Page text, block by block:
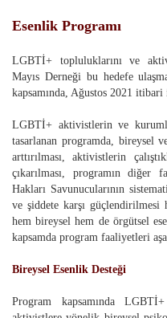
Esenlik Programı
LGBTİ+ topluluklarını ve
Mayıs Derneği bu hedefe
kapsamında, Ağustos 2021 itibari
LGBTİ+ aktivistlerin ve
tasarlanan programda, bireysel
arttırılması, aktivistlerin
çıkarılması, programın
Hakları Savunucularının
ve şiddete karşı güçlendirilmesi
hem bireysel hem de örgütsel
kapsamda program faaliyetleri
Bireysel Esenlik Desteği
Program kapsamında